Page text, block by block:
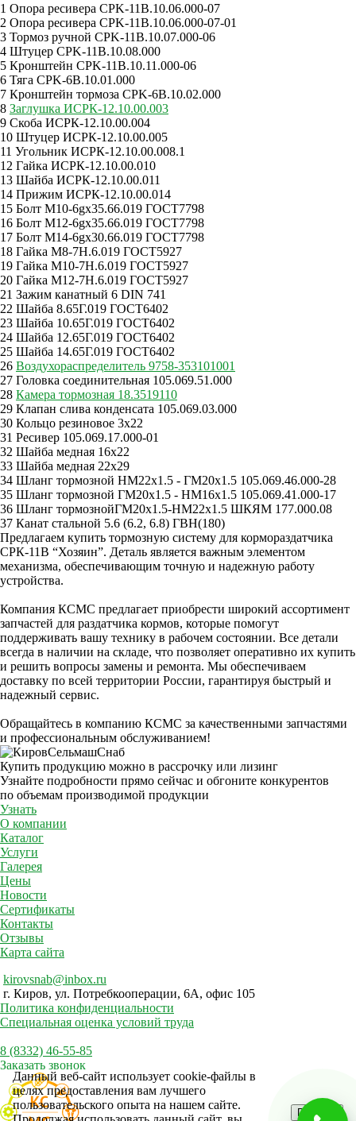
1 Опора ресивера CPK-11B.10.06.000-07
2 Опора ресивера CPK-11B.10.06.000-07-01
3 Тормоз ручной CPK-11B.10.07.000-06
4 Штуцер CPK-11B.10.08.000
5 Кронштейн CPK-11B.10.11.000-06
6 Тяга CPK-6B.10.01.000
7 Кронштейн тормоза CPK-6B.10.02.000
8 Заглушка ИСРК-12.10.00.003
9 Скоба ИСРК-12.10.00.004
10 Штуцер ИСРК-12.10.00.005
11 Угольник ИСРК-12.10.00.008.1
12 Гайка ИСРК-12.10.00.010
13 Шайба ИСРК-12.10.00.011
14 Прижим ИСРК-12.10.00.014
15 Болт M10-6gx35.66.019 ГОСТ7798
16 Болт M12-6gx35.66.019 ГОСТ7798
17 Болт M14-6gx30.66.019 ГОСТ7798
18 Гайка M8-7H.6.019 ГОСТ5927
19 Гайка M10-7H.6.019 ГОСТ5927
20 Гайка M12-7H.6.019 ГОСТ5927
21 Зажим канатный 6 DIN 741
22 Шайба 8.65Г.019 ГОСТ6402
23 Шайба 10.65Г.019 ГОСТ6402
24 Шайба 12.65Г.019 ГОСТ6402
25 Шайба 14.65Г.019 ГОСТ6402
26 Воздухораспределитель 9758-353101001
27 Головка соединительная 105.069.51.000
28 Камера тормозная 18.3519110
29 Клапан слива конденсата 105.069.03.000
30 Кольцо резиновое 3x22
31 Ресивер 105.069.17.000-01
32 Шайба медная 16x22
33 Шайба медная 22х29
34 Шланг тормозной НМ22х1.5 - ГМ20х1.5 105.069.46.000-28
35 Шланг тормозной ГМ20х1.5 - НМ16х1.5 105.069.41.000-17
36 Шланг тормознойГМ20х1.5-НМ22х1.5 ШКЯМ 177.000.08
37 Канат стальной 5.6 (6.2, 6.8) ГВН(180)
Предлагаем купить тормозную систему для кормораздатчика
СРК-11В “Хозяин”. Деталь является важным элементом
механизма, обеспечивающим точную и надежную работу
устройства.
Компания КСМС предлагает приобрести широкий ассортимент
запчастей для раздатчика кормов, которые помогут
поддерживать вашу технику в рабочем состоянии. Все детали
всегда в наличии на складе, что позволяет оперативно их купить
и решить вопросы замены и ремонта. Мы обеспечиваем
доставку по всей территории России, гарантируя быстрый и
надежный сервис.
Обращайтесь в компанию КСМС за качественными запчастями
и профессиональным обслуживанием!
Купить продукцию можно в рассрочку или лизинг
Узнайте подробности прямо сейчас и обгоните конкурентов
по объемам производимой продукции
Узнать
О компании
Каталог
Услуги
Галерея
Цены
Новости
Сертификаты
Контакты
Отзывы
Карта сайта
kirovsnab@inbox.ru
г. Киров, ул. Потребкооперации, 6А, офис 105
Политика конфиденциальности
Специальная оценка условий труда
8 (8332) 46-55-85
Заказать звонок
Данный веб-сайт использует cookie-файлы в
целях предоставления вам лучшего
пользовательского опыта на нашем сайте.
Принять